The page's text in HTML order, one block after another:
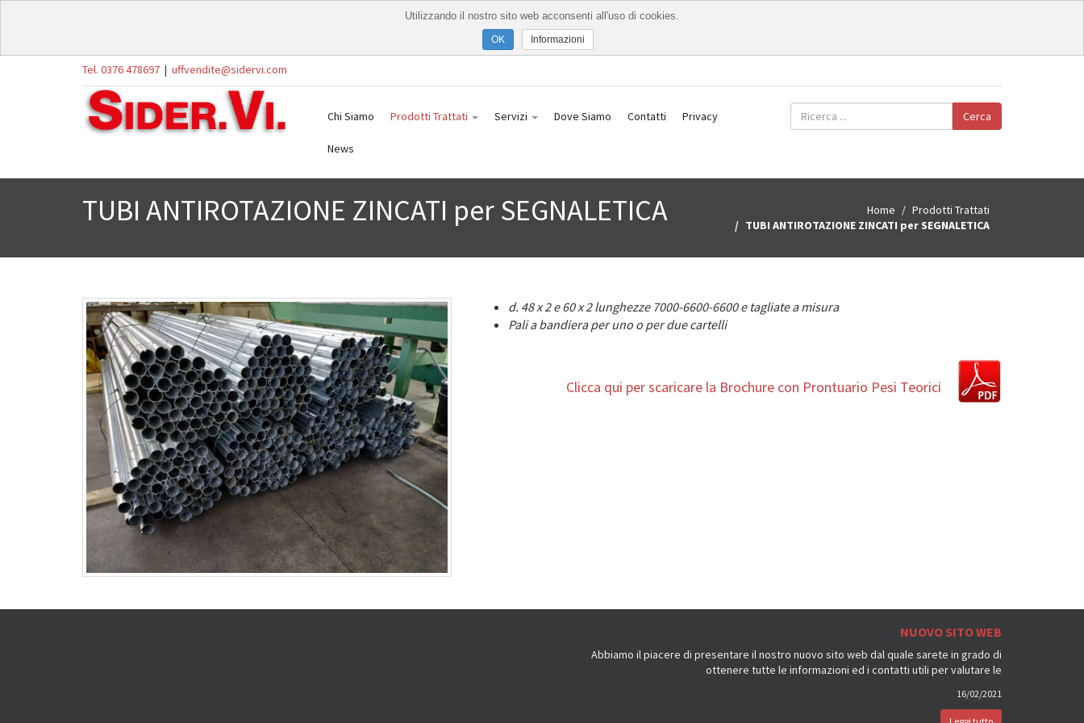
Tel. 0376 478697 | uffvendite@sidervi.com
Chi Siamo Prodotti Trattati Servizi Dove Siamo Contatti Privacy
News
Cerca
TUBI ANTIROTAZIONE ZINCATI per SEGNALETICA Home
Prodotti Trattati
TUBI ANTIROTAZIONE ZINCATI per SEGNALETICA
d. 48 x 2 e 60 x 2 lunghezze 7000-6600-6600 e tagliate a misura
Pali a bandiera per uno o per due cartelli
Clicca qui per scaricare la Brochure con Prontuario Pesi Teorici
NUOVO SITO WEB
Abbiamo il piacere di presentare il nostro nuovo sito web dal quale sarete in grado di
ottenere tutte le informazioni ed i contatti utili per valutare le
16/02/2021
Utilizzando il nostro sito web acconsenti all'uso di cookies.
Informazioni